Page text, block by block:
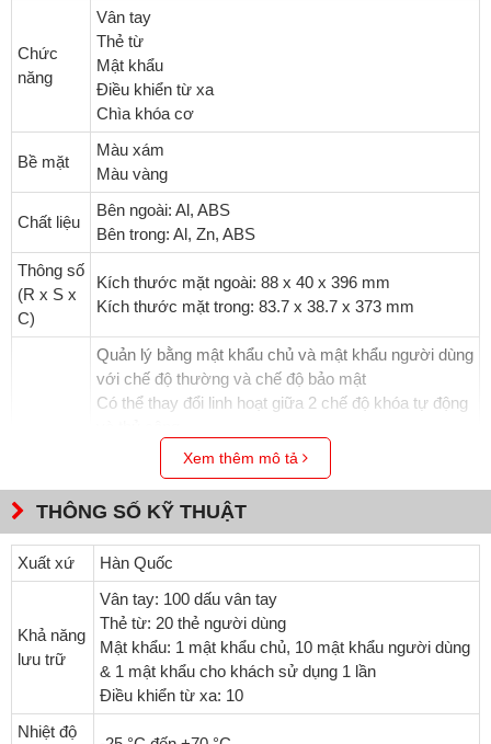
Chức
năng
Vân tay
Thẻ từ
Mật khẩu
Điều khiển từ xa
Chìa khóa cơ
Bề mặt
Màu xám
Màu vàng
Chất liệu
Bên ngoài: Al, ABS
Bên trong: Al, Zn, ABS
Thông số
(R x S x
C)
Kích thước mặt ngoài: 88 x 40 x 396 mm
Kích thước mặt trong: 83.7 x 38.7 x 373 mm
Đặc tính
sản
Quản lý bằng mật khẩu chủ và mật khẩu người dùng
với chế độ thường và chế độ bảo mật
Có thể thay đổi linh hoạt giữa 2 chế độ khóa tự động
Chức năng tự động khóa sau khi khóa đã được mở
nhưng cửa vẫn đang ở vị trí đóng sau 7s
Tích hợp âm thanh cảnh báo khi có lực mạnh tác
động lên mặt ngoài của khóa
Khóa sẽ phát âm thanh cảnh báo và tự động vô hiệu
hóa 3 phút sau khi nhập sai mã / thẻ / vân tay 5 lần
liên tiếp
Hiển thị 3 mức độ pin và cảnh báo pin yếu
Tích hợp khả năng chống sốc điện
Chức năng xáo trộn mật mã nhằm chống sao chép
mật mã
Tích hợp chức năng khóa kép an toàn từ phía trong
nhà
Xem thêm mô tả
THÔNG SỐ KỸ THUẬT
Xuất xứ Hàn Quốc
Khả năng
lưu trữ
Vân tay: 100 dấu vân tay
Thẻ từ: 20 thẻ người dùng
Mật khẩu: 1 mật khẩu chủ, 10 mật khẩu người dùng
& 1 mật khẩu cho khách sử dụng 1 lần
Điều khiển từ xa: 10
Nhiệt độ